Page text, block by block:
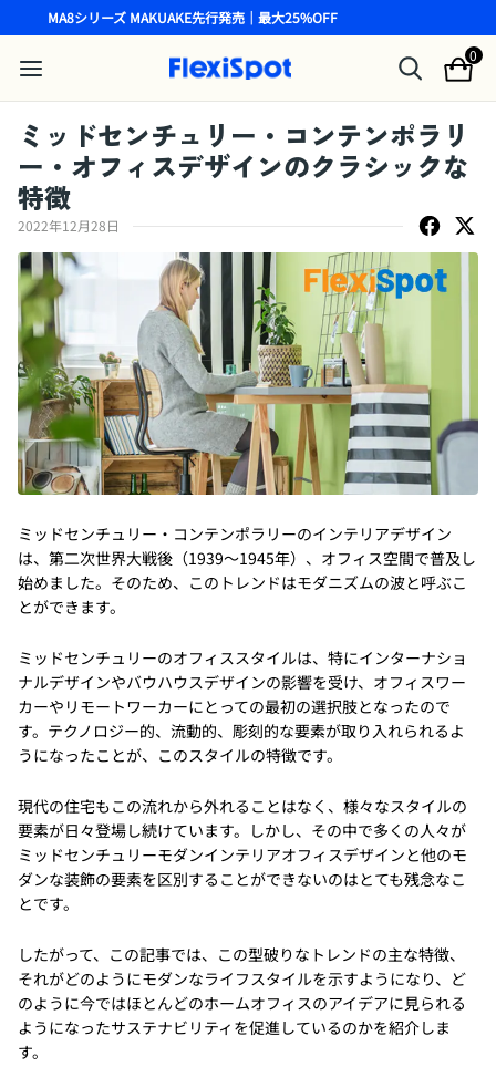
MA8シリーズ MAKUAKE先行発売｜最大25%OFF
0
ミッドセンチュリー・コンテンポラリ
ー・オフィスデザインのクラシックな
特徴
2022年12月28日
ミッドセンチュリー・コンテンポラリーのインテリアデザイン
は、第二次世界大戦後（1939～1945年）、オフィス空間で普及し
始めました。そのため、このトレンドはモダニズムの波と呼ぶこ
とができます。
ミッドセンチュリーのオフィススタイルは、特にインターナショ
ナルデザインやバウハウスデザインの影響を受け、オフィスワー
カーやリモートワーカーにとっての最初の選択肢となったので
す。テクノロジー的、流動的、彫刻的な要素が取り入れられるよ
うになったことが、このスタイルの特徴です。
現代の住宅もこの流れから外れることはなく、様々なスタイルの
要素が日々登場し続けています。しかし、その中で多くの人々が
ミッドセンチュリーモダンインテリアオフィスデザインと他のモ
ダンな装飾の要素を区別することができないのはとても残念なこ
とです。
したがって、この記事では、この型破りなトレンドの主な特徴、
それがどのようにモダンなライフスタイルを示すようになり、ど
のように今ではほとんどのホームオフィスのアイデアに見られる
ようになったサステナビリティを促進しているのかを紹介しま
す。